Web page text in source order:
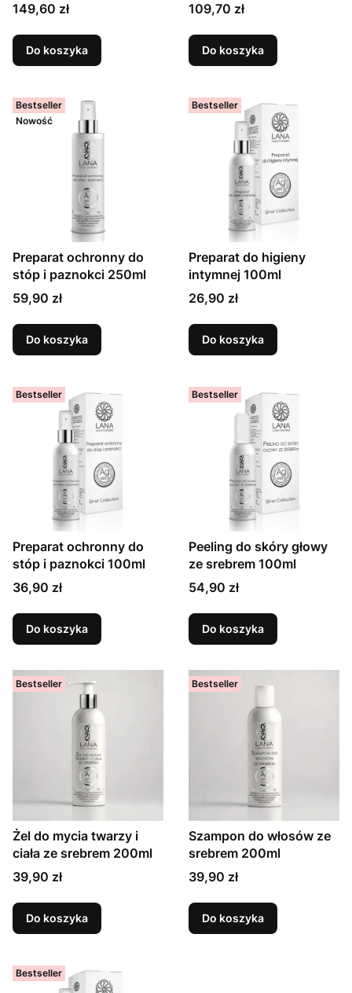
149,60 zł
Do koszyka
109,70 zł
Do koszyka
Bestseller
Nowość
Preparat ochronny do
stóp i paznokci 250ml
59,90 zł
Do koszyka
Bestseller
Preparat do higieny
intymnej 100ml
26,90 zł
Do koszyka
Bestseller
Preparat ochronny do
stóp i paznokci 100ml
36,90 zł
Do koszyka
Bestseller
Peeling do skóry głowy
ze srebrem 100ml
54,90 zł
Do koszyka
Bestseller
Żel do mycia twarzy i
ciała ze srebrem 200ml
39,90 zł
Do koszyka
Bestseller
Szampon do włosów ze
srebrem 200ml
39,90 zł
Do koszyka
Bestseller